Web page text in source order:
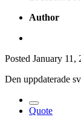
Author
Posted January 11,
Den uppdaterade
Quote